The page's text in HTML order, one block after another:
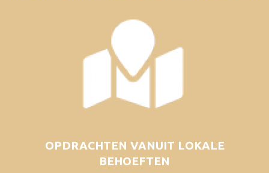
OPDRACHTEN VANUIT LOKALE
BEHOEFTEN